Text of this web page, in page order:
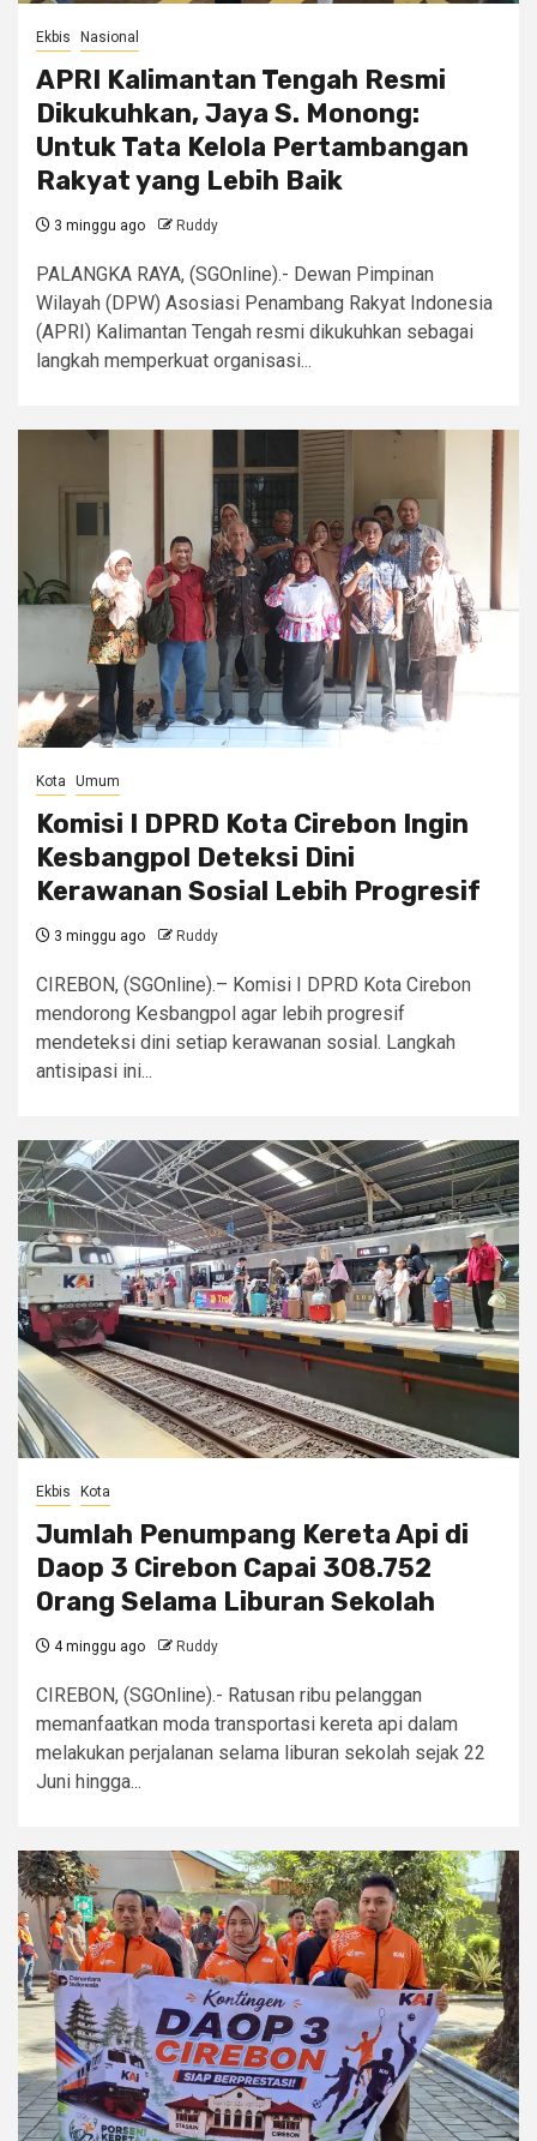
Ekbis Nasional
APRI Kalimantan Tengah Resmi
Dikukuhkan, Jaya S. Monong:
Untuk Tata Kelola Pertambangan
Rakyat yang Lebih Baik
3 minggu ago Ruddy
PALANGKA RAYA, (SGOnline).- Dewan Pimpinan
Wilayah (DPW) Asosiasi Penambang Rakyat Indonesia
(APRI) Kalimantan Tengah resmi dikukuhkan sebagai
langkah memperkuat organisasi...
Kota Umum
Komisi I DPRD Kota Cirebon Ingin
Kesbangpol Deteksi Dini
Kerawanan Sosial Lebih Progresif
3 minggu ago Ruddy
CIREBON, (SGOnline).– Komisi I DPRD Kota Cirebon
mendorong Kesbangpol agar lebih progresif
mendeteksi dini setiap kerawanan sosial. Langkah
antisipasi ini...
Ekbis Kota
Jumlah Penumpang Kereta Api di
Daop 3 Cirebon Capai 308.752
Orang Selama Liburan Sekolah
4 minggu ago Ruddy
CIREBON, (SGOnline).- Ratusan ribu pelanggan
memanfaatkan moda transportasi kereta api dalam
melakukan perjalanan selama liburan sekolah sejak 22
Juni hingga...